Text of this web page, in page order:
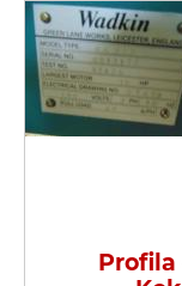
Profila